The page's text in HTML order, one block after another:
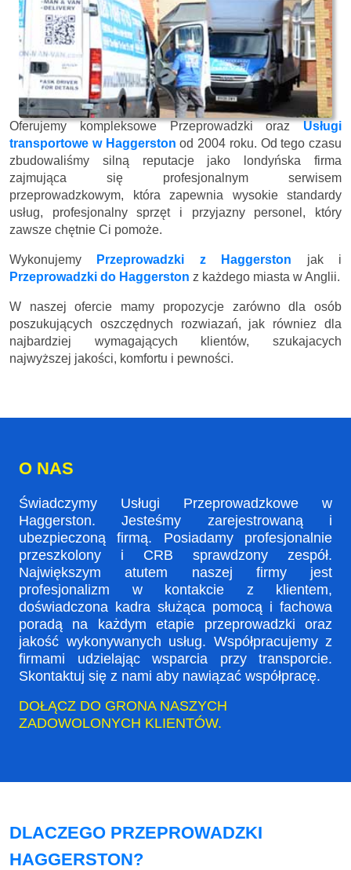
Oferujemy kompleksowe Przeprowadzki orazUsługi
transportowe w Haggerston od 2004 roku. Od tego czasu
zbudowaliśmy silną reputacje jako londyńska firma
zajmująca się profesjonalnym serwisem
przeprowadzkowym, która zapewnia wysokie standardy
usług, profesjonalny sprzęt i przyjazny personel, który
zawsze chętnie Ci pomoże.
Wykonujemy Przeprowadzki z Haggerston jak i
Przeprowadzki do Haggerston z każdego miasta w Anglii.
W naszej ofercie mamy propozycje zarówno dla osób
poszukujących oszczędnych rozwiazań, jak równiez dla
najbardziej wymagających klientów, szukajacych
najwyższej jakości, komfortu i pewności.
O NAS
Świadczymy Usługi Przeprowadzkowe w
Haggerston. Jesteśmy zarejestrowaną i
ubezpieczoną firmą. Posiadamy profesjonalnie
przeszkolony i CRB sprawdzony zespół.
Największym atutem naszej firmy jest
profesjonalizm w kontakcie z klientem,
doświadczona kadra służąca pomocą i fachowa
poradą na każdym etapie przeprowadzki oraz
jakość wykonywanych usług. Współpracujemy z
firmami udzielając wsparcia przy transporcie.
Skontaktuj się z nami aby nawiązać współpracę.
DOŁĄCZ DO GRONA NASZYCH
ZADOWOLONYCH KLIENTÓW.
DLACZEGO PRZEPROWADZKI
HAGGERSTON?